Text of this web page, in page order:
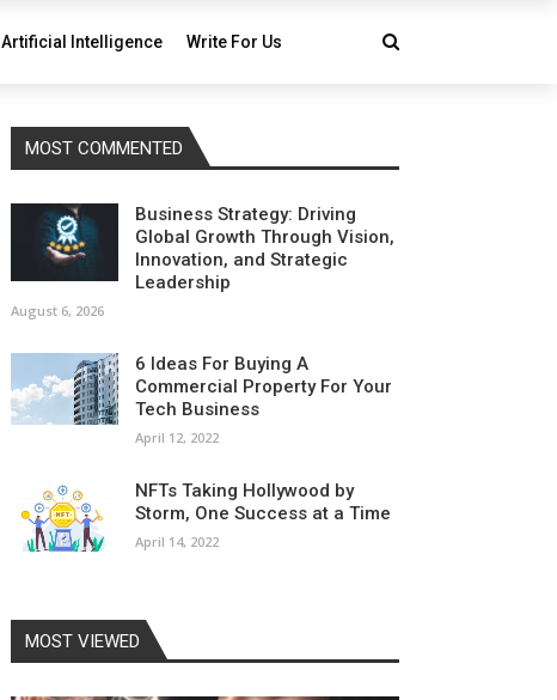
Artificial Intelligence Write For Us
MOST COMMENTED
Business Strategy: Driving
Global Growth Through Vision,
Innovation, and Strategic
Leadership
August 6, 2026
6 Ideas For Buying A
Commercial Property For Your
Tech Business
April 12, 2022
NFTs Taking Hollywood by
Storm, One Success at a Time
April 14, 2022
MOST VIEWED